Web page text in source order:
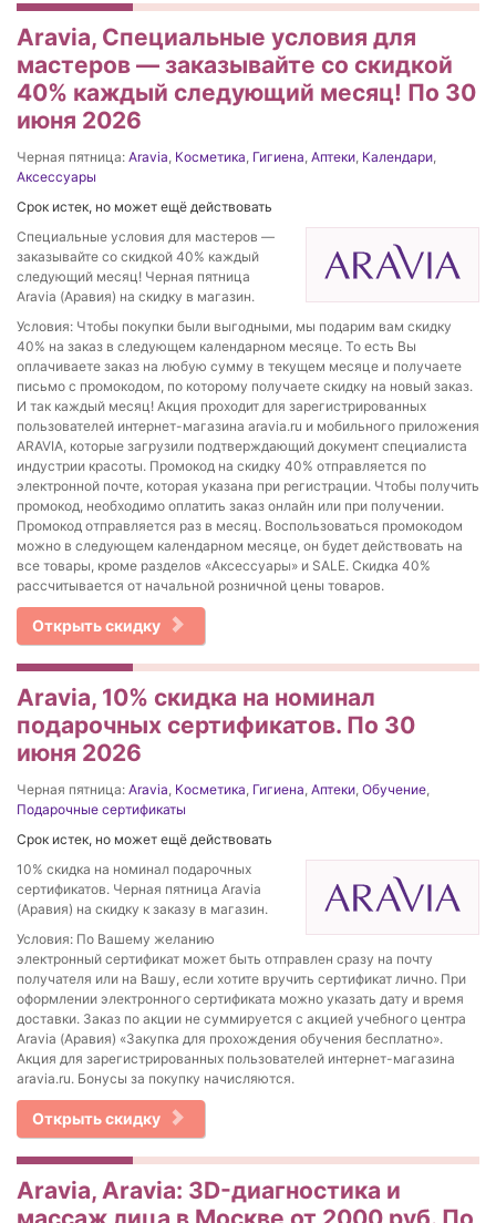
Aravia, Специальные условия для
мастеров — заказывайте со скидкой
40% каждый следующий месяц! По 30
июня 2026
Черная пятница: Aravia Косметика Гигиена Аптеки Календари
Аксессуары
Срок истек, но может ещё действовать
Специальные условия для мастеров —
заказывайте со скидкой 40% каждый
следующий месяц! Черная пятница
Aravia (Аравия) на скидку в магазин.
Условия: Чтобы покупки были выгодными, мы подарим вам скидку
40% на заказ в следующем календарном месяце. То есть Вы
оплачиваете заказ на любую сумму в текущем месяце и получаете
письмо с промокодом, по которому получаете скидку на новый заказ.
И так каждый месяц! Акция проходит для зарегистрированных
пользователей интернет-магазина aravia.ru и мобильного приложения
ARAVIA, которые загрузили подтверждающий документ специалиста
индустрии красоты. Промокод на скидку 40% отправляется по
электронной почте, которая указана при регистрации. Чтобы получить
промокод, необходимо оплатить заказ онлайн или при получении.
Промокод отправляется раз в месяц. Воспользоваться промокодом
можно в следующем календарном месяце, он будет действовать на
все товары, кроме разделов «Аксессуары» и SALE. Скидка 40%
рассчитывается от начальной розничной цены товаров.
Открыть скидку
Aravia, 10% скидка на номинал
подарочных сертификатов. По 30
июня 2026
Черная пятница: Aravia Косметика Гигиена Аптеки Обучение
Подарочные сертификаты
Срок истек, но может ещё действовать
10% скидка на номинал подарочных
сертификатов. Черная пятница Aravia
(Аравия) на скидку к заказу в магазин.
Условия: По Вашему желанию
электронный сертификат может быть отправлен сразу на почту
получателя или на Вашу, если хотите вручить сертификат лично. При
оформлении электронного сертификата можно указать дату и время
доставки. Заказ по акции не суммируется с акцией учебного центра
Aravia (Аравия) «Закупка для прохождения обучения бесплатно».
Акция для зарегистрированных пользователей интернет-магазина
aravia.ru. Бонусы за покупку начисляются.
Открыть скидку
Aravia, Aravia: 3D-диагностика и